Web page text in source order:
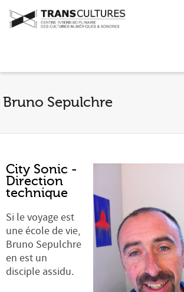
Bruno Sepulchre
City Sonic -
Direction
technique
Si le voyage est
une école de vie,
Bruno Sepulchre
en est un
disciple assidu.